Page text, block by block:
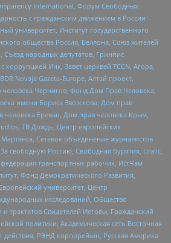
International, Форум Свободных
с гражданским движением в России –
университет, Институт государственного
общества Россия, Беллона, Союз жителей
Съезд народных депутатов, Гринпис
Инк, Завет церквей TCCN, Агора,
Novaja Gazeta-Europe, Алтай проект,
Чернигов, Фонд Дом Прав Человека,
имени Бориса Звозскова, Дом прав
человека Ереван, Дом прав человека Крым,
ТВ Дождь, Центр европейских
Сетевое объединение журналистов
свободную Россию, Свободная Бурятия, Uralic,
транспортных рабочих, ИстЧам
Фонд Демократического Развития,
университет, Центр
исследований, Общество
трактатов Свидетелей Иеговы, Гражданский
политики, Академическая сеть Восточная
действия, РЭНД корпорейшн, Русская Америка